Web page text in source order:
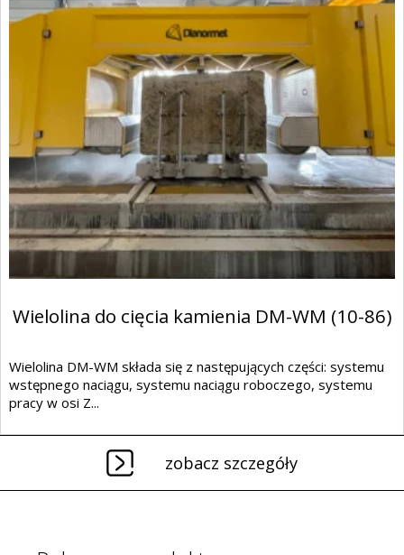
Wielolina do cięcia kamienia DM-WM (10-86)
Wielolina DM-WM składa się z następujących części: systemu
wstępnego naciągu, systemu naciągu roboczego, systemu
pracy w osi Z...
zobacz szczegóły